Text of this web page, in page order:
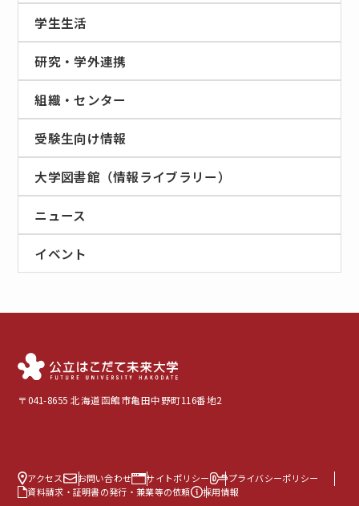
学生生活
研究・学外連携
組織・センター
受験生向け情報
大学図書館（情報ライブラリー）
ニュース
イベント
〒041-8655 北海道函館市亀田中野町116番地2
アクセス お問い合わせ サイトポリシー
プライバシーポリシー
資料請求・証明書の発行・兼業等の依頼
採用情報